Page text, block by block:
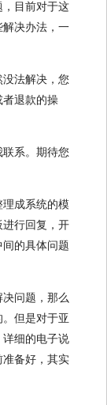
目前对于这
决办法，一
法解决，您
者退款的操
系。期待您
成系统的模
行回复，开
的具体问题
问题，那么
但是对于亚
细的电子说
准备好，其实